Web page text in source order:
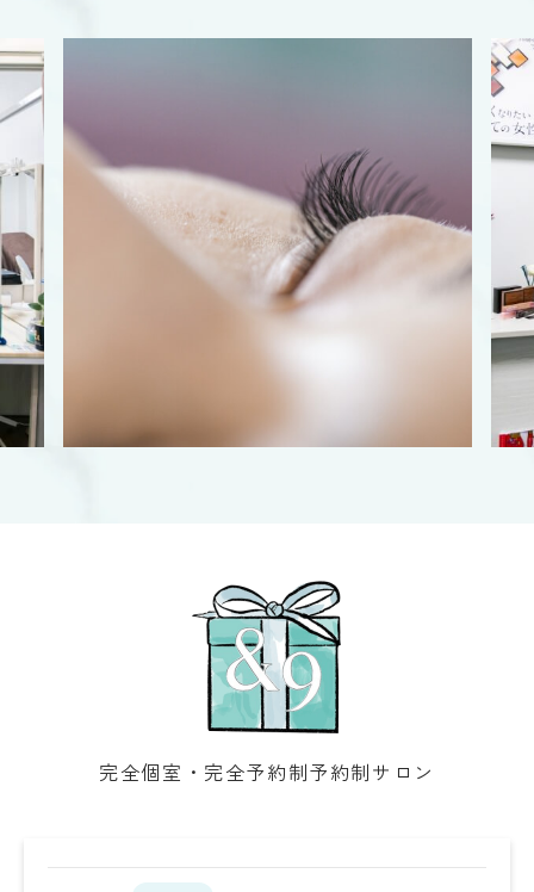
完全個室・完全予約制予約制サロン